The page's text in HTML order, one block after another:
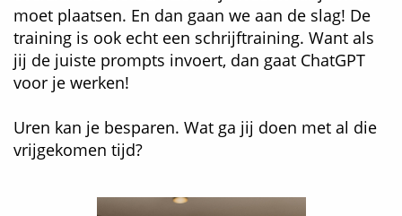
moet plaatsen. En dan gaan we aan de slag! De
training is ook echt een schrijftraining. Want als
jij de juiste prompts invoert, dan gaat ChatGPT
voor je werken!
Uren kan je besparen. Wat ga jij doen met al die
vrijgekomen tijd?